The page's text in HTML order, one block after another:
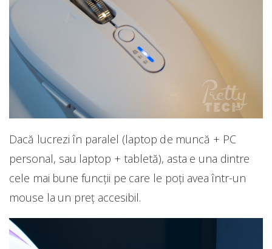
Dacă lucrezi în paralel (laptop de muncă + PC
personal, sau laptop + tabletă), asta e una dintre
cele mai bune funcții pe care le poți avea într-un
mouse la un preț accesibil.